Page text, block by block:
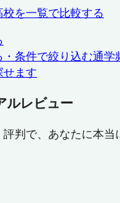
を一覧で比較する
条件で絞り込む通学
ます
ルレビュー
評判で、あなたに本